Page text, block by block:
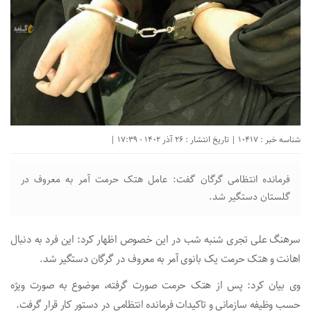
شناسه خبر : 10417 | تاریخ انتشار : 26 آذر 1402 - 17:39 |
فرمانده انتظامی گرگان گفت: عامل هتک حرمت آمر به معروف در
گلستان دستگیر شد.
سرهنگ علی تجری شنبه شب در این خصوص اظهار کرد: این فرد به دنبال
اهانت و هتک حرمت یک بانوی آمر به معروف در گرگان دستگیر شد.
وی بیان کرد: پس از هتک حرمت صورت گرفته، موضوع به صورت ویژه
حسب وظیفه سازمانی و تاکیدات فرمانده انتظامی در دستور کار قرار گرفت.